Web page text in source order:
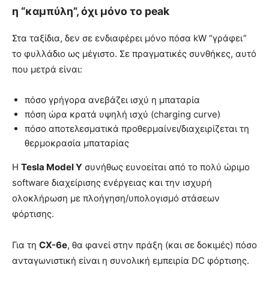
η “καμπύλη”, όχι μόνο το peak
Στα ταξίδια, δεν σε ενδιαφέρει μόνο πόσα kW “γράφει”
το φυλλάδιο ως μέγιστο. Σε πραγματικές συνθήκες, αυτό
που μετρά είναι:
πόσο γρήγορα ανεβάζει ισχύ η μπαταρία
πόση ώρα κρατά υψηλή ισχύ (charging curve)
πόσο αποτελεσματικά προθερμαίνει/διαχειρίζεται τη
θερμοκρασία μπαταρίας
Η Tesla Model Y συνήθως ευνοείται από το πολύ ώριμο
software διαχείρισης ενέργειας και την ισχυρή
ολοκλήρωση με πλοήγηση/υπολογισμό στάσεων
φόρτισης.
Για τη CX-6e, θα φανεί στην πράξη (και σε δοκιμές) πόσο
ανταγωνιστική είναι η συνολική εμπειρία DC φόρτισης.